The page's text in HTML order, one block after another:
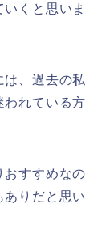
くと思いま
は、過去の私
われている方
おすすめなの
ありだと思い